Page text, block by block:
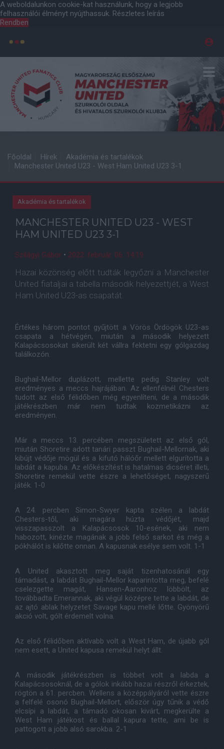
A weboldalunkon cookie-kat használunk, hogy a legjobb
felhasználói élményt nyújthassuk. Részletes leírás
Rendben
Főoldal Hírek
Akadémia és tartalékok
Manchester United U23 - West Ham United U23 3-1
Akadémia és tartalékok
MANCHESTER UNITED U23 - WEST
HAM UNITED U23 3-1
Szilágyi Gábor • 2022. február. 06. 14:19
Hazai közönség előtt tudták legyőzni a Manchester
United fiataljai a tabella második helyezettjét, a West
Ham United U23-as csapatát.
Értékes három pontot gyűjtött a Vörös Ördögök U23-as
csapata a hétvégén, miután a második helyezett
Kalapácsosokat sikerült két vállra fektetni egy gólgazdag
találkozón.
Bughail-Mellor duplázott, mellette pedig Stanley volt
eredményes a meccs hajrájában. Az ellenfélnél Chesters
tudott az első félidőben még egyenlíteni, de a második
játékrészben már nem tudtak kozmetikázni az
eredményen.
Már a meccs 13. percében megszületett az első gól,
miután Shoretire adott tanári passzt Bughail-Mellornak, aki
kibújt védője mögül és a kifutó hálóőr mellett elgurította a
labdát a kapuba. Az előkészítést is hatalmas dicséret illeti,
Shoretire remekül vette észre a lehetőséget, nagyszerű
játék. 1-0
A 24. percben Simon-Swyer kapta szélen a labdát
Chesters-től, aki magára húzta védőjét, majd
visszapasszolt a Kalapácsosok 10-esének, aki nem
habozott, kinézte magának a jobb felső sarkot és még a
pókhálót is kilőtte onnan. A kapusnak esélye sem volt. 1-1
A United akasztott meg saját tizenhatosánál egy
támadást, a labdát Bughail-Mellor kaparintotta meg, befelé
cselezgette magát, Hansen-Aaronhoz löbbölt, az
továbbadta Emerannak, aki végül középre tette a labdát, de
az ajtó ablak helyzetet Savage kapu mellé lőtte. Gyönyörű
akció volt, gólt érdemelt volna.
Az első félidőben aktívabb volt a West Ham, de újabb gól
nem esett, a United kapusa remekül helyt állt.
A második játékrészben is többet volt a labda a
Kalapácsosoknál, de a gólok inkább hazai részről érkeztek,
rögtön a 61. percben. Wellens a középpályáról vette észre
a felfelé osonó Bughail-Mellort, először úgy tűnik a védő
elcsípi a labdát, a támadó okosan kivárt, megkerülte a
West Ham játékost és ballal kapura tette, ami be is
pattogott a jobb alsó sarokba. 2-1